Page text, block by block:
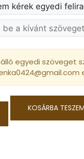
egyedi szöveget
KOSÁRBA TESZEM